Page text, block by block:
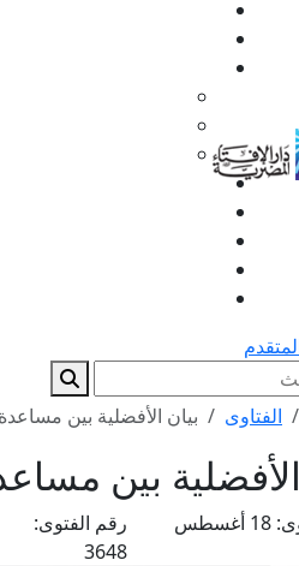
الفتاوى بيان الأفضلية بين
بين
18 أغسطس
رقم الفتوى:
3648